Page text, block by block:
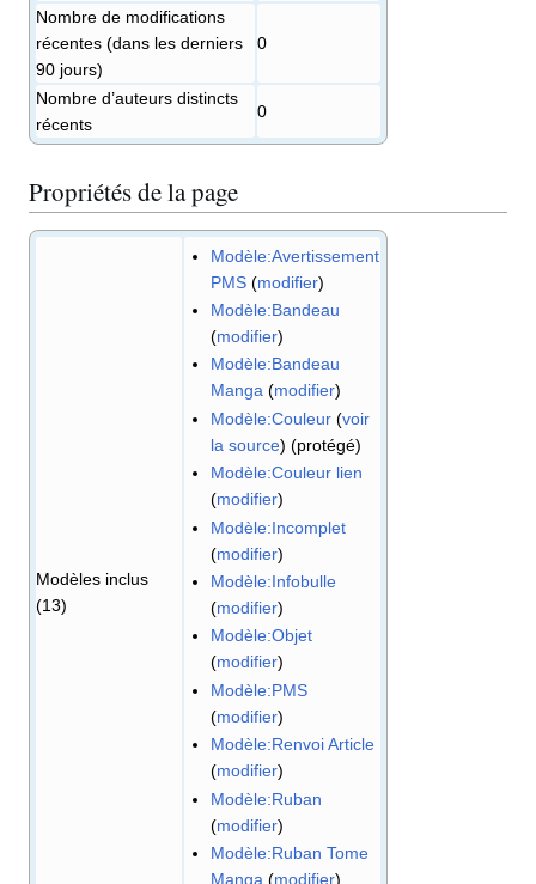
Nombre de modifications
récentes (dans les derniers
90 jours)
0
Nombre d’auteurs distincts
récents
0
Propriétés de la page
Modèles inclus
(13)
Modèle:Avertissement
PMS (modifier)
Modèle:Bandeau
(modifier)
Modèle:Bandeau
Manga (modifier)
Modèle:Couleur (voir
la source) (protégé)
Modèle:Couleur lien
(modifier)
Modèle:Incomplet
(modifier)
Modèle:Infobulle
(modifier)
Modèle:Objet
(modifier)
Modèle:PMS
(modifier)
Modèle:Renvoi Article
(modifier)
Modèle:Ruban
(modifier)
Modèle:Ruban Tome
Manga (modifier)